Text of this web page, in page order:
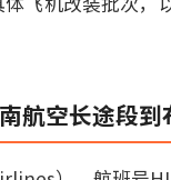
航空长途段到